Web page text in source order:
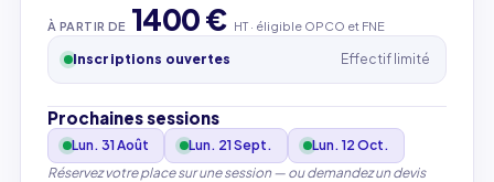
À PARTIR DE 1400 € HT · éligible OPCO et FNE
Inscriptions ouvertes Effectif limité
Prochaines sessions
Lun. 31 Août Lun. 21 Sept.
Lun. 12 Oct.
Réservez votre place sur une session — ou demandez un devis